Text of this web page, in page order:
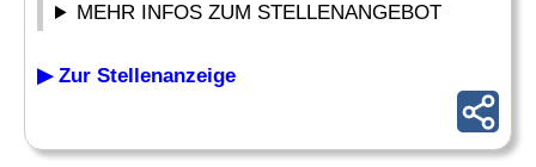
MEHR INFOS ZUM STELLENANGEBOT
▶ Zur Stellenanzeige